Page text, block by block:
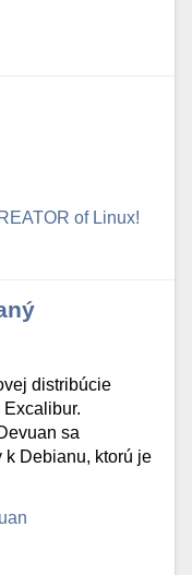
of Linux!
distribúcie
sa
k Debianu, ktorú je